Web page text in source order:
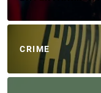
CRIME